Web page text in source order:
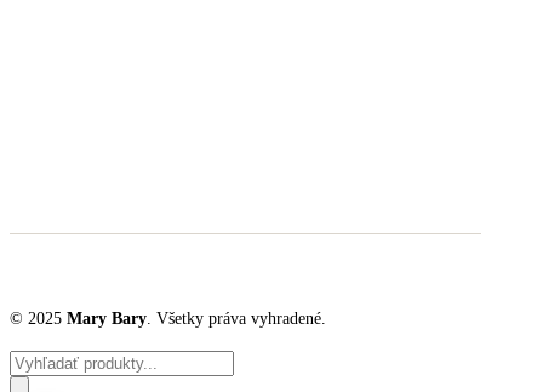
© 2025 Mary Bary . Všetky práva vyhradené.
Products
search